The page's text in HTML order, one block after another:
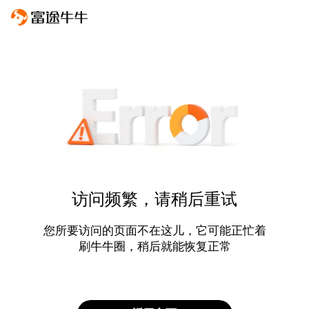
访问频繁，请稍后重试
您所要访问的页面不在这儿，它可能正忙着
刷牛牛圈，稍后就能恢复正常